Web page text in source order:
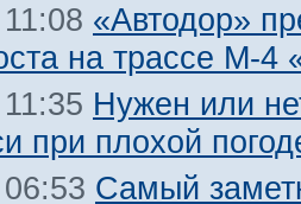
«Автодор»
на трассе М-4
Нужен или
при плохой
Самый